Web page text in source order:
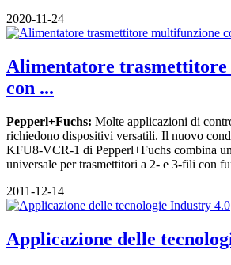
2020-11-24
Alimentatore
con ...
Pepperl+Fuchs: Molte applicazioni di
richiedono dispositivi versatili. Il nuovo
KFU8-VCR-1 di Pepperl+Fuchs combina
universale per trasmettitori a 2- e 3-fili con
2011-12-14
Applicazione delle